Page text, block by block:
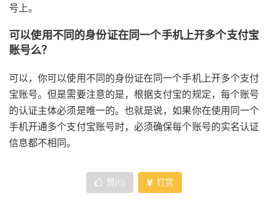
号上。
可以使用不同的身份证在同一个手机上开多个支付宝
账号么？
可以，你可以使用不同的身份证在同一个手机上开多个支付
宝账号。但是需要注意的是，根据支付宝的规定，每个账号
的认证主体必须是唯一的。也就是说，如果你在使用同一个
手机开通多个支付宝账号时，必须确保每个账号的实名认证
信息都不相同。
赞( 0 ) 打赏